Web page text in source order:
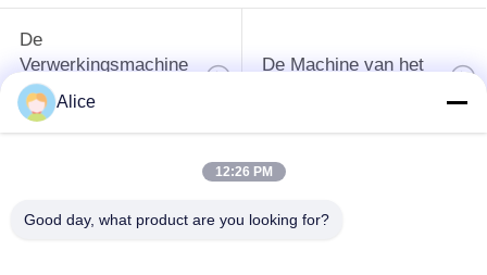
De
Verwerkingsmachine
van het
maniokzetmeel
De Machine van het
De
van de maniokbloem
Alice
12:26 PM
Good day, what product are you looking for?